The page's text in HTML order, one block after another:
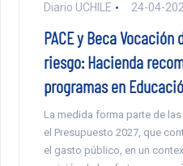
Diario UCHILE 24-04-
PACE y Beca
riesgo: Hacienda
programas en
La medida forma parte de
el Presupuesto 2027, que
el gasto público, en un